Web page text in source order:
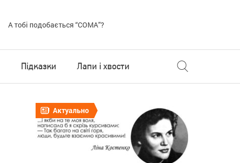
А тобі подобається “COMA”?
Підказки Лапи і хвости
Актуально